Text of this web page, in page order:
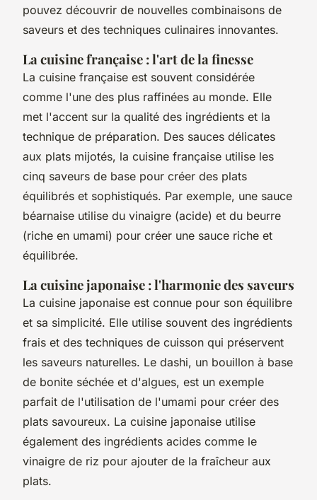
pouvez découvrir de nouvelles combinaisons de
saveurs et des techniques culinaires innovantes.
La cuisine française : l'art de la finesse
La cuisine française est souvent considérée
comme l'une des plus raffinées au monde. Elle
met l'accent sur la qualité des ingrédients et la
technique de préparation. Des sauces délicates
aux plats mijotés, la cuisine française utilise les
cinq saveurs de base pour créer des plats
équilibrés et sophistiqués. Par exemple, une sauce
béarnaise utilise du vinaigre (acide) et du beurre
(riche en umami) pour créer une sauce riche et
équilibrée.
La cuisine japonaise : l'harmonie des saveurs
La cuisine japonaise est connue pour son équilibre
et sa simplicité. Elle utilise souvent des ingrédients
frais et des techniques de cuisson qui préservent
les saveurs naturelles. Le dashi, un bouillon à base
de bonite séchée et d'algues, est un exemple
parfait de l'utilisation de l'umami pour créer des
plats savoureux. La cuisine japonaise utilise
également des ingrédients acides comme le
vinaigre de riz pour ajouter de la fraîcheur aux
plats.